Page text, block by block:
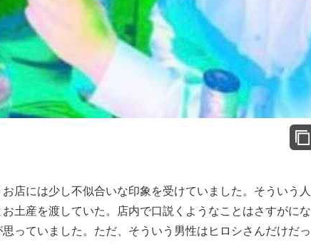
店には少し不似合いな印象を受けていました。そういう人
土産を渡していた。店内で口説くようなことはさすがにな
っていました。ただ、そういう男性はヒロシさんだけだっ